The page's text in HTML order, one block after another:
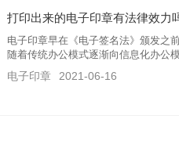
打印出来的电子印章有法律效力
电子印章早在《电子签名法》颁发之
随着传统办公模式逐渐向信息化办公
之向电子文书的流转形式转变；为能
使得电子文书能与传统纸质文书具有
电子印章 2021-06-16